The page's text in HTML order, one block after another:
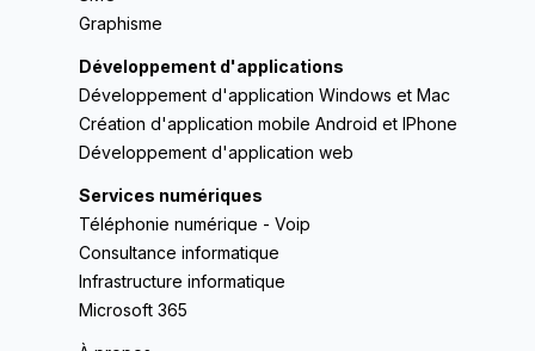
Graphisme
Développement d'applications
Développement d'application Windows et Mac
Création d'application mobile Android et IPhone
Développement d'application web
Services numériques
Téléphonie numérique - Voip
Consultance informatique
Infrastructure informatique
Microsoft 365